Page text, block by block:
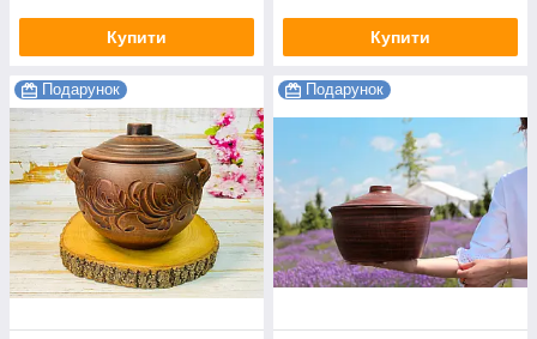
Купити Купити
Подарунок Подарунок